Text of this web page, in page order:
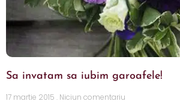
Sa invatam sa iubim garoafele!
17 martie 2015 Niciun comentariu